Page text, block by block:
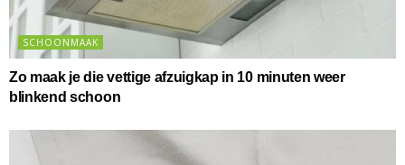
SCHOONMAAK
Zo maak je die vettige afzuigkap in 10 minuten weer
blinkend schoon